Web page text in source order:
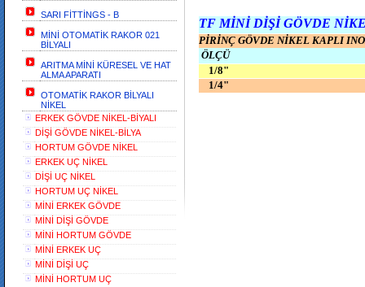
SARI FİTTİNGS - B
MİNİ OTOMATİK RAKOR 021
BİLYALI
ARITMA MİNİ KÜRESEL VE HAT
ALMA APARATI
OTOMATİK RAKOR BİLYALI
NİKEL
ERKEK GÖVDE NİKEL-BİYALI
DİŞİ GÖVDE NİKEL-BİLYA
HORTUM GÖVDE NİKEL
ERKEK UÇ NİKEL
DİŞİ UÇ NİKEL
HORTUM UÇ NİKEL
MİNİ ERKEK GÖVDE
MİNİ DİŞİ GÖVDE
MİNİ HORTUM GÖVDE
MİNİ ERKEK UÇ
MİNİ DİŞİ UÇ
MİNİ HORTUM UÇ
TF MİNİ DİŞİ GÖVDE
PİRİNÇ GÖVDE NİKEL KAPLI
ÖLÇÜ
1/8"
1/4"